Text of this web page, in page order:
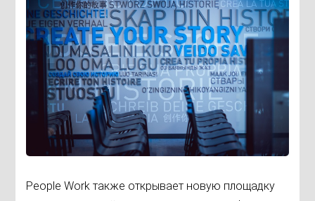
People Work также открывает новую площадку